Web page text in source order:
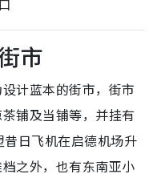
市
计蓝本的街市，街市
铺及当铺等，并挂有
日飞机在启德机场升
之外，也有东南亚小